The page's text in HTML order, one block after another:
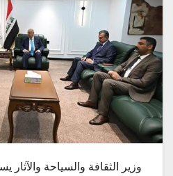
وزير الثقافة والسياحة والآثار